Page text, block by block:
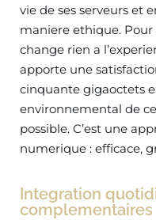
vie de ses serveurs et
maniere ethique. Pour
change rien a
apporte une
cinquante gigaoctets
environnemental de
possible. C’est une
numerique : efficace,
Integration
complementaires